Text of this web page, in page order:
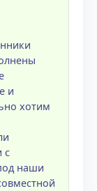
и
хотим
с
наши